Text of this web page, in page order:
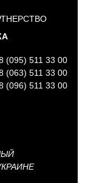
(095) 511 33 00
(063) 511 33 00
(096) 511 33 00